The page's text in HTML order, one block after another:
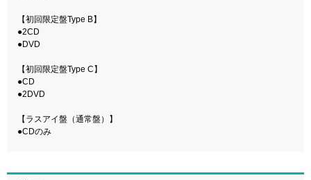
【初回限定盤Type B】
●2CD
●DVD
【初回限定盤Type C】
●CD
●2DVD
【ラスアイ盤（通常盤）】
●CDのみ